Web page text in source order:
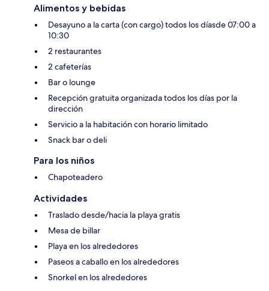
Alimentos y bebidas
Desayuno a la carta (con cargo) todos los díasde 07:00 a
10:30
2 restaurantes
2 cafeterías
Bar o lounge
Recepción gratuita organizada todos los días por la
dirección
Servicio a la habitación con horario limitado
Snack bar o deli
Para los niños
Chapoteadero
Actividades
Traslado desde/hacia la playa gratis
Mesa de billar
Playa en los alrededores
Paseos a caballo en los alrededores
Snorkel en los alrededores